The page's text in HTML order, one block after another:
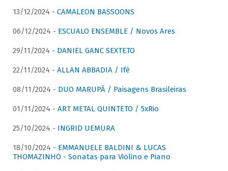
13/12/2024 - CAMALEON BASSOONS
06/12/2024 - ESCUALO ENSEMBLE / Novos Ares
29/11/2024 - DANIEL GANC SEXTETO
22/11/2024 - ALLAN ABBADIA / Ifè
08/11/2024 - DUO MARUPÁ / Paisagens Brasileiras
01/11/2024 - ART METAL QUINTETO / 5xRio
25/10/2024 - INGRID UEMURA
18/10/2024 - EMMANUELE BALDINI & LUCAS
THOMAZINHO - Sonatas para Violino e Piano